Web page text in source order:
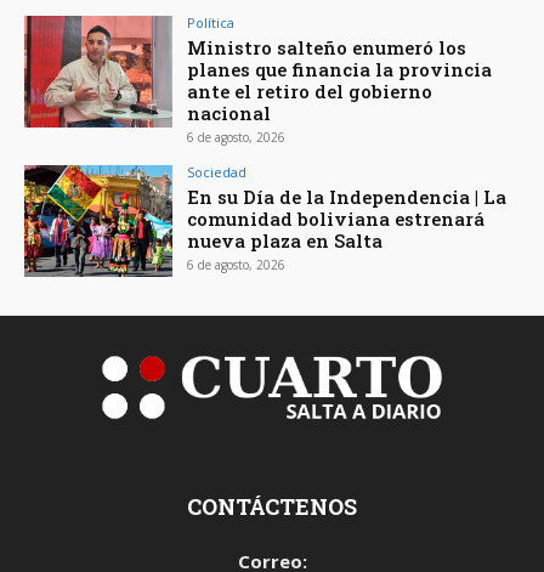
Política
Ministro salteño enumeró los
planes que financia la provincia
ante el retiro del gobierno
nacional
6 de agosto, 2026
Sociedad
En su Día de la Independencia | La
comunidad boliviana estrenará
nueva plaza en Salta
6 de agosto, 2026
CONTÁCTENOS
Correo: